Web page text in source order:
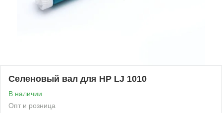
Селеновый вал для HP LJ 1010
В наличии
Опт и розница